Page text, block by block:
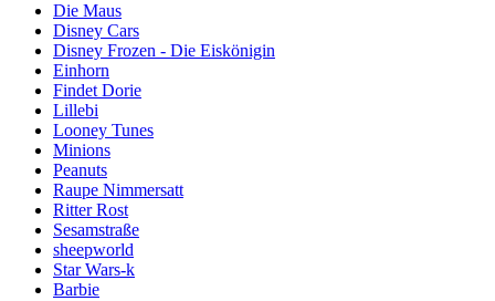
Die Maus
Disney Cars
Disney Frozen - Die Eiskönigin
Einhorn
Findet Dorie
Lillebi
Looney Tunes
Minions
Peanuts
Raupe Nimmersatt
Ritter Rost
Sesamstraße
sheepworld
Star Wars-k
Barbie